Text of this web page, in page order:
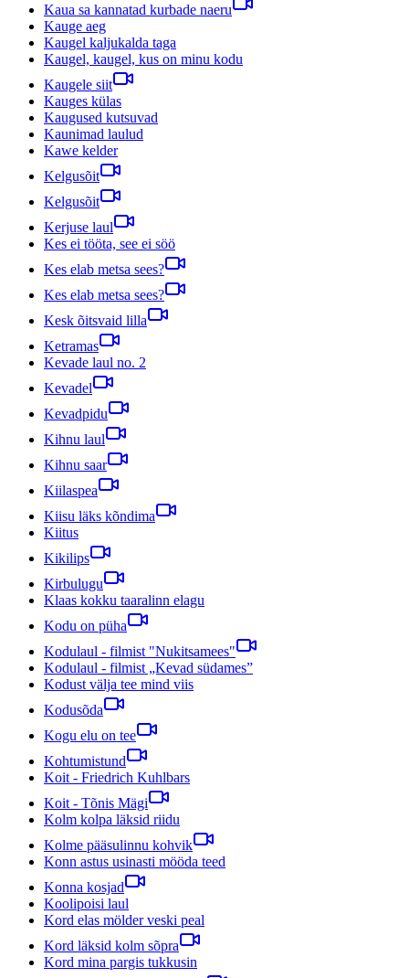
Kaua sa kannatad kurbade naeru
Kauge aeg
Kaugel kaljukalda taga
Kaugel, kaugel, kus on minu kodu
Kaugele siit
Kauges külas
Kaugused kutsuvad
Kaunimad laulud
Kawe kelder
Kelgusõit
Kelgusõit
Kerjuse laul
Kes ei tööta, see ei söö
Kes elab metsa sees?
Kes elab metsa sees?
Kesk õitsvaid lilla
Ketramas
Kevade laul no. 2
Kevadel
Kevadpidu
Kihnu laul
Kihnu saar
Kiilaspea
Kiisu läks kõndima
Kiitus
Kikilips
Kirbulugu
Klaas kokku taaralinn elagu
Kodu on püha
Kodulaul - filmist "Nukitsamees"
Kodulaul - filmist „Kevad südames”
Kodust välja tee mind viis
Kodusõda
Kogu elu on tee
Kohtumistund
Koit - Friedrich Kuhlbars
Koit - Tõnis Mägi
Kolm kolpa läksid riidu
Kolme pääsulinnu kohvik
Konn astus usinasti mööda teed
Konna kosjad
Koolipoisi laul
Kord elas mölder veski peal
Kord läksid kolm sõpra
Kord mina pargis tukkusin